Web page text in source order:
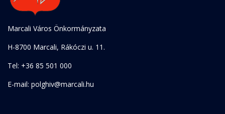
Marcali Város Önkormányzata
H-8700 Marcali, Rákóczi u. 11.
Tel: +36 85 501 000
E-mail: polghiv@marcali.hu